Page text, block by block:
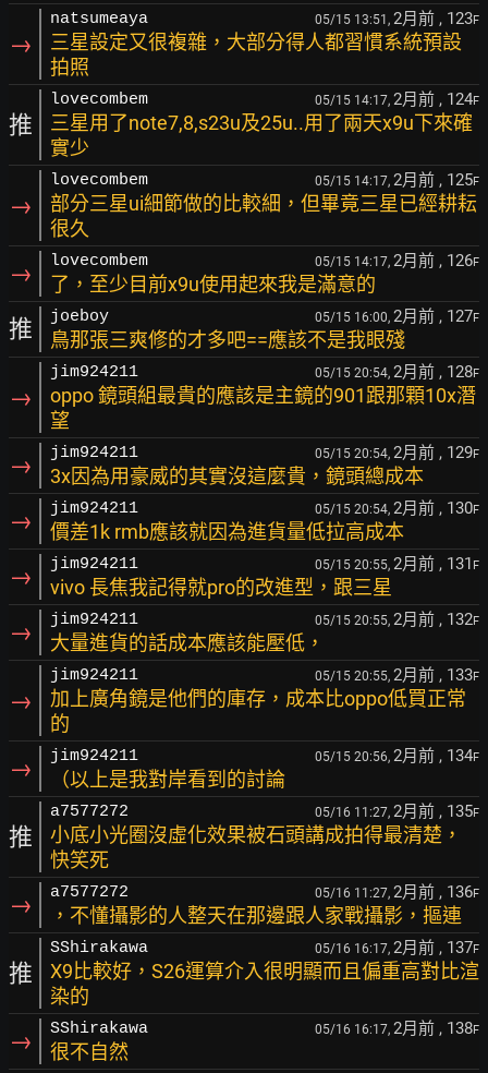
→
natsumeaya 05/15 13:51, 2月前 , 123F
三星設定又很複雜，大部分得人都習慣系統預設
拍照
推
lovecombem 05/15 14:17, 2月前 , 124F
三星用了note7,8,s23u及25u..用了兩天x9u下來確
實少
→
lovecombem 05/15 14:17, 2月前 , 125F
部分三星ui細節做的比較細，但畢竟三星已經耕耘
很久
→ lovecombem 05/15 14:17, 2月前 , 126F
了，至少目前x9u使用起來我是滿意的
推 joeboy 05/15 16:00, 2月前 , 127F
鳥那張三爽修的才多吧==應該不是我眼殘
→
jim924211 05/15 20:54, 2月前 , 128F
oppo 鏡頭組最貴的應該是主鏡的901跟那顆10x潛
望
→ jim924211 05/15 20:54, 2月前 , 129F
3x因為用豪威的其實沒這麼貴，鏡頭總成本
→ jim924211 05/15 20:54, 2月前 , 130F
價差1k rmb應該就因為進貨量低拉高成本
→ jim924211 05/15 20:55, 2月前 , 131 F
vivo 長焦我記得就pro的改進型，跟三星
→ jim924211 05/15 20:55, 2月前 , 132F
大量進貨的話成本應該能壓低，
→
jim924211 05/15 20:55, 2月前 , 133F
加上廣角鏡是他們的庫存，成本比oppo低買正常
的
→ jim924211 05/15 20:56, 2月前 , 134F
（以上是我對岸看到的討論
推
a7577272 05/16 11:27, 2月前 , 135F
小底小光圈沒虛化效果被石頭講成拍得最清楚，
快笑死
→ a7577272 05/16 11:27, 2月前 , 136F
，不懂攝影的人整天在那邊跟人家戰攝影，摳連
推
SShirakawa 05/16 16:17, 2月前 , 137F
X9比較好，S26運算介入很明顯而且偏重高對比渲
染的
→ SShirakawa 05/16 16:17, 2月前 , 138F
很不自然